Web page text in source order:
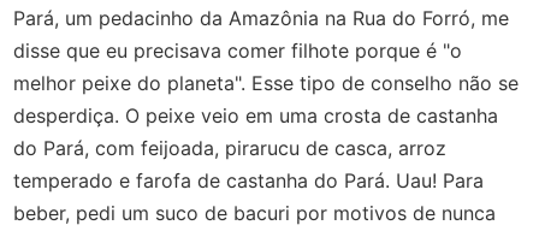
Pará, um pedacinho da Amazônia na Rua do Forró, me
disse que eu precisava comer filhote porque é "o
melhor peixe do planeta". Esse tipo de conselho não se
desperdiça. O peixe veio em uma crosta de castanha
do Pará, com feijoada, pirarucu de casca, arroz
temperado e farofa de castanha do Pará. Uau! Para
beber, pedi um suco de bacuri por motivos de nunca